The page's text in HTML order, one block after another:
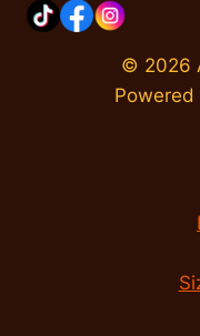
© 2026
Powered